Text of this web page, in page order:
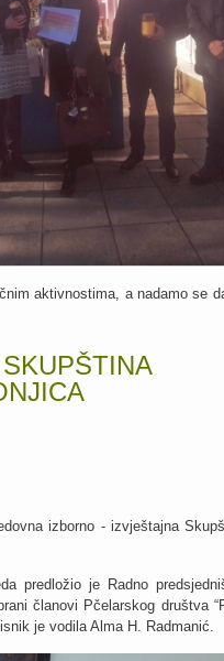
aktivnostima, a nadamo se
izborno - izvještajna
predložio je Radno
članovi Pčelarskog društva
je vodila Alma H. Radmanić.